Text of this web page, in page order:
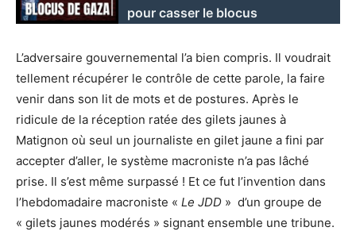
pour casser le blocus
L’adversaire gouvernemental l’a bien compris. Il voudrait
tellement récupérer le contrôle de cette parole, la faire
venir dans son lit de mots et de postures. Après le
ridicule de la réception ratée des gilets jaunes à
Matignon où seul un journaliste en gilet jaune a fini par
accepter d’aller, le système macroniste n’a pas lâché
prise. Il s’est même surpassé ! Et ce fut l’invention dans
l’hebdomadaire macroniste « Le JDD » d’un groupe de
« gilets jaunes modérés » signant ensemble une tribune.